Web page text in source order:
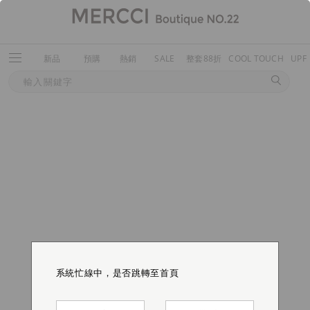
新品 預購 熱銷 SALE 整套88折 COOL TOUCH
系統忙線中，是否跳轉至首頁
系統忙線中，是否跳轉至首頁
系統忙線中，是否跳轉至首頁
系統忙線中，是否跳轉至首頁
系統忙線中，是否跳轉至首頁